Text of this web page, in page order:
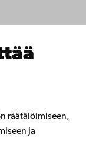
räätälöimiseen,
ja